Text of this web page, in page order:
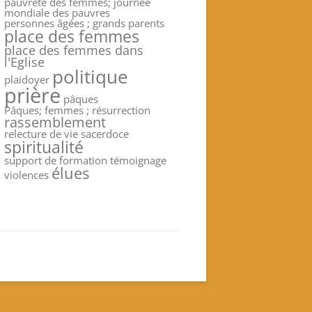
mondiale des pauvres
personnes âgées ; grands parents
place des femmes
place des femmes dans
l'Eglise
plaidoyer politique
prière pâques
Pâques; femmes ; résurrection
rassemblement
relecture de vie sacerdoce
spiritualité
support de formation témoignage
violences élues